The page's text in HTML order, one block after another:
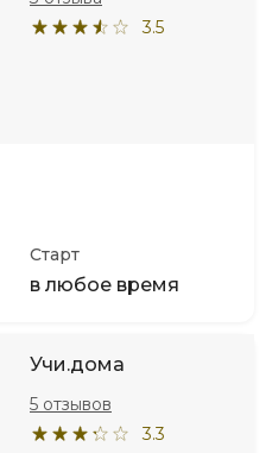
3.5
Старт
в любое время
Учи.дома
3.3
5 отзывов